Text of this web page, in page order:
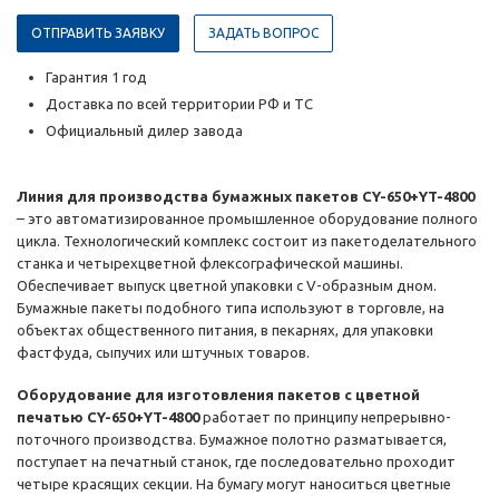
ОТПРАВИТЬ ЗАЯВКУ ЗАДАТЬ ВОПРОС
Гарантия 1 год
Доставка по всей территории РФ и ТС
Официальный дилер завода
Линия для производства бумажных пакетов CY-650+YT-4800
– это автоматизированное промышленное оборудование полного
цикла. Технологический комплекс состоит из пакетоделательного
станка и четырехцветной флексографической машины.
Обеспечивает выпуск цветной упаковки с V-образным дном.
Бумажные пакеты подобного типа используют в торговле, на
объектах общественного питания, в пекарнях, для упаковки
фастфуда, сыпучих или штучных товаров.
Оборудование для изготовления пакетов с цветной
печатью CY-650+YT-4800работает по принципу непрерывно-
поточного производства. Бумажное полотно разматывается,
поступает на печатный станок, где последовательно проходит
четыре красящих секции. На бумагу могут наноситься цветные